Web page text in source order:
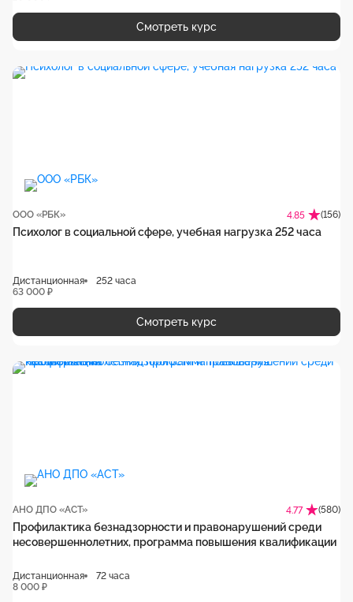
Смотреть курс
ООО «РБК» 4.85 (156)
Психолог в социальной сфере, учебная нагрузка 252 часа
Дистанционная
252 часа
63 000 ₽
Смотреть курс
АНО ДПО «АСТ» 4.77 (580)
Профилактика безнадзорности и правонарушений среди
несовершеннолетних, программа повышения квалификации
Дистанционная
72 часа
8 000 ₽